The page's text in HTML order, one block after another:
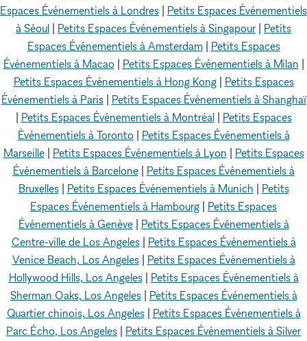
Espaces Événementiels à Londres
Petits Espaces Événementiels
à Séoul
Petits Espaces Événementiels à Singapour
Petits
Espaces Événementiels à Amsterdam| Petits Espaces
Événementiels à Macao| Petits Espaces Événementiels à Milan
Petits Espaces Événementiels à Hong Kong| Petits Espaces
Événementiels à Paris| Petits Espaces Événementiels à Shanghaï
Petits Espaces Événementiels à Montréal| Petits Espaces
Événementiels à Toronto| Petits Espaces Événementiels à
Marseille| Petits Espaces Événementiels à Lyon
Petits Espaces
Événementiels à Barcelone| Petits Espaces Événementiels à
Bruxelles| Petits Espaces Événementiels à Munich
Petits
Espaces Événementiels à Hambourg
Petits Espaces
Événementiels à Genève| Petits Espaces Événementiels à
Centre-ville de Los Angeles| Petits Espaces Événementiels à
Venice Beach, Los Angeles| Petits Espaces Événementiels à
Hollywood Hills, Los Angeles| Petits Espaces Événementiels à
Sherman Oaks, Los Angeles| Petits Espaces Événementiels à
Quartier chinois, Los Angeles| Petits Espaces Événementiels à
Parc Écho, Los Angeles
Petits Espaces Événementiels à Silver